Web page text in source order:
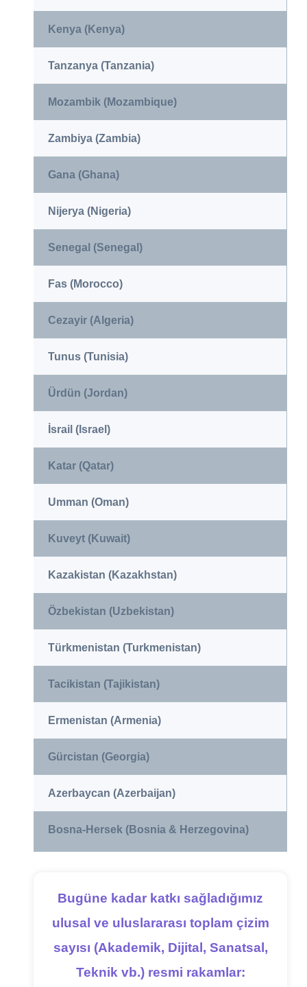
Kenya (Kenya)
Tanzanya (Tanzania)
Mozambik (Mozambique)
Zambiya (Zambia)
Gana (Ghana)
Nijerya (Nigeria)
Senegal (Senegal)
Fas (Morocco)
Cezayir (Algeria)
Tunus (Tunisia)
Ürdün (Jordan)
İsrail (Israel)
Katar (Qatar)
Umman (Oman)
Kuveyt (Kuwait)
Kazakistan (Kazakhstan)
Özbekistan (Uzbekistan)
Türkmenistan (Turkmenistan)
Tacikistan (Tajikistan)
Ermenistan (Armenia)
Gürcistan (Georgia)
Azerbaycan (Azerbaijan)
Bosna-Hersek (Bosnia & Herzegovina)
Bugüne kadar katkı sağladığımız
ulusal ve uluslararası toplam çizim
sayısı (Akademik, Dijital, Sanatsal,
Teknik vb.) resmi rakamlar: